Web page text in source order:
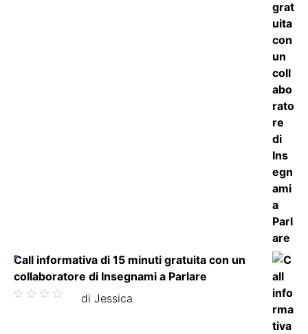
Call informativa di 15 minuti gratuita con un
collaboratore di Insegnami a Parlare
Valutato di Jessica